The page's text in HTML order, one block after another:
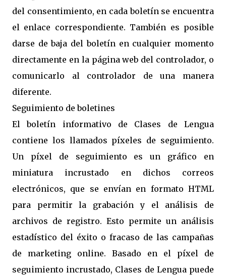
del consentimiento, en cada boletín se encuentra
el enlace correspondiente. También es posible
darse de baja del boletín en cualquier momento
directamente en la página web del controlador, o
comunicarlo al controlador de una manera
diferente.
Seguimiento de boletines
El boletín informativo de Clases de Lengua
contiene los llamados píxeles de seguimiento.
Un píxel de seguimiento es un gráfico en
miniatura incrustado en dichos correos
electrónicos, que se envían en formato HTML
para permitir la grabación y el análisis de
archivos de registro. Esto permite un análisis
estadístico del éxito o fracaso de las campañas
de marketing online. Basado en el píxel de
seguimiento incrustado, Clases de Lengua puede